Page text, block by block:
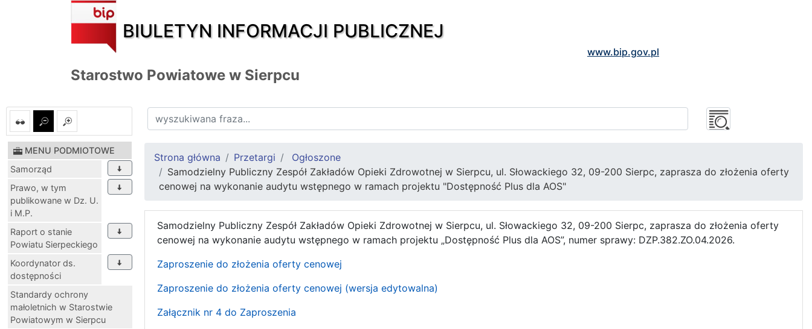
BIULETYN INFORMACJI PUBLICZNEJ
www.bip.gov.pl
Starostwo Powiatowe w Sierpcu
MENU PODMIOTOWE
Samorząd
Prawo, w tym
publikowane w Dz. U.
i M.P.
Raport o stanie
Powiatu Sierpeckiego
Koordynator ds.
dostępności
Standardy ochrony
małoletnich w Starostwie
Powiatowym w Sierpcu
Strona główna Przetargi
Ogłoszone
Samodzielny Publiczny Zespół Zakładów Opieki Zdrowotnej w Sierpcu, ul. Słowackiego 32, 09-200 Sierpc, zaprasza do złożenia oferty
cenowej na wykonanie audytu wstępnego w ramach projektu "Dostępność Plus dla AOS"
Samodzielny Publiczny Zespół Zakładów Opieki Zdrowotnej w Sierpcu, ul. Słowackiego 32, 09-200 Sierpc, zaprasza do złożenia oferty
cenowej na wykonanie audytu wstępnego w ramach projektu „Dostępność Plus dla AOS”, numer sprawy: DZP.382.ZO.04.2026.
Zaproszenie do złożenia oferty cenowej
Zaproszenie do złożenia oferty cenowej (wersja edytowalna)
Załącznik nr 4 do Zaproszenia